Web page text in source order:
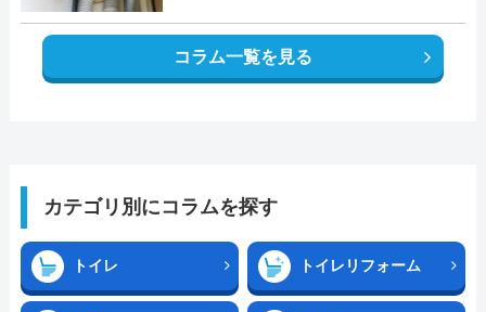
コラム一覧を見る
カテゴリ別にコラムを探す
トイレ トイレリフォーム